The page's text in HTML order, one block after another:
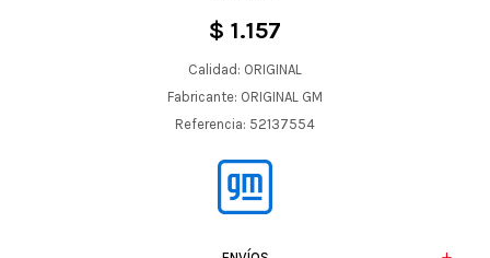
$ 1.157
Calidad: ORIGINAL
Fabricante: ORIGINAL GM
Referencia: 52137554